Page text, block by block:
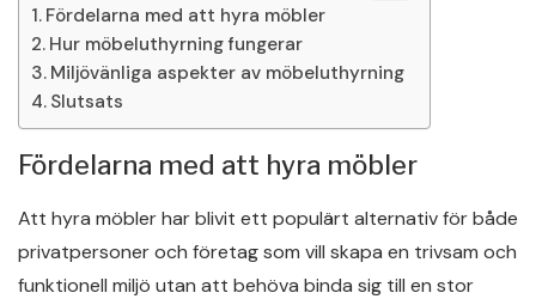
Fördelarna med att hyra möbler
Hur möbeluthyrning fungerar
Miljövänliga aspekter av möbeluthyrning
Slutsats
Fördelarna med att hyra möbler
Att hyra möbler har blivit ett populärt alternativ för både
privatpersoner och företag som vill skapa en trivsam och
funktionell miljö utan att behöva binda sig till en stor